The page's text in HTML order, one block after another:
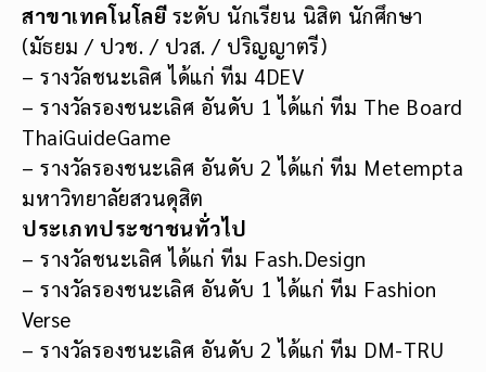
สาขาเทคโนโลยีระดับ นักเรียน นิสิต นักศึกษา
(มัธยม / ปวช. / ปวส. / ปริญญาตรี)
– รางวัลชนะเลิศ ได้แก่ ทีม 4DEV
– รางวัลรองชนะเลิศ อันดับ 1 ได้แก่ ทีม The Board
ThaiGuideGame
– รางวัลรองชนะเลิศ อันดับ 2 ได้แก่ ทีม Metempta
มหาวิทยาลัยสวนดุสิต
ประเภทประชาชนทั่วไป
– รางวัลชนะเลิศ ได้แก่ ทีม Fash.Design
– รางวัลรองชนะเลิศ อันดับ 1 ได้แก่ ทีม Fashion
Verse
– รางวัลรองชนะเลิศ อันดับ 2 ได้แก่ ทีม DM-TRU